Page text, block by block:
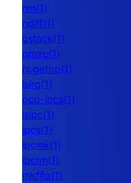
nm(1)
ndiff(1)
gstack(1)
pmap(1)
hugetop(1)
lsirq(1)
pcp-ipcs(1)
lsipc(1)
ipcs(1)
ipcmk(1)
ipcrm(1)
mkfifo(1)